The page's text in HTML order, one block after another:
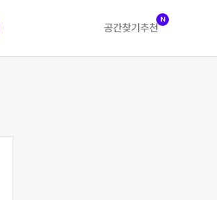
공간찾기 추천
N